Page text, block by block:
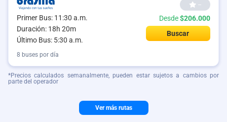
Primer Bus: 11:30 a.m.
Duración: 18h 20m
Último Bus: 5:30 a.m.
--
Desde$206.000
Buscar
8 buses por día
*Precios calculados semanalmente, pueden estar sujetos a cambios por
parte del operador
Ver más rutas